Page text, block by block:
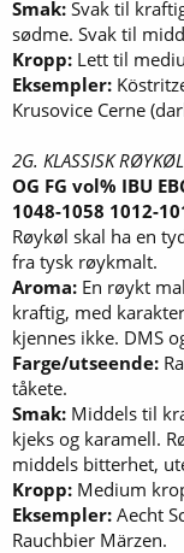
Smak: Svak til
sødme. Svak til
Kropp: Lett til
Eksempler:
Krusovice Cerne
2G. KLASSISK RØYKØL
OG FG vol% IBU
1048-1058 1012-
Røykøl skal ha en
fra tysk røykmalt.
Aroma: En røykt
kraftig, med
kjennes ikke. DMS
Farge/utseende:
tåkete.
Smak: Middels til
kjeks og karamell.
middels bitterhet,
Kropp: Medium
Eksempler: Aecht
Rauchbier Märzen.